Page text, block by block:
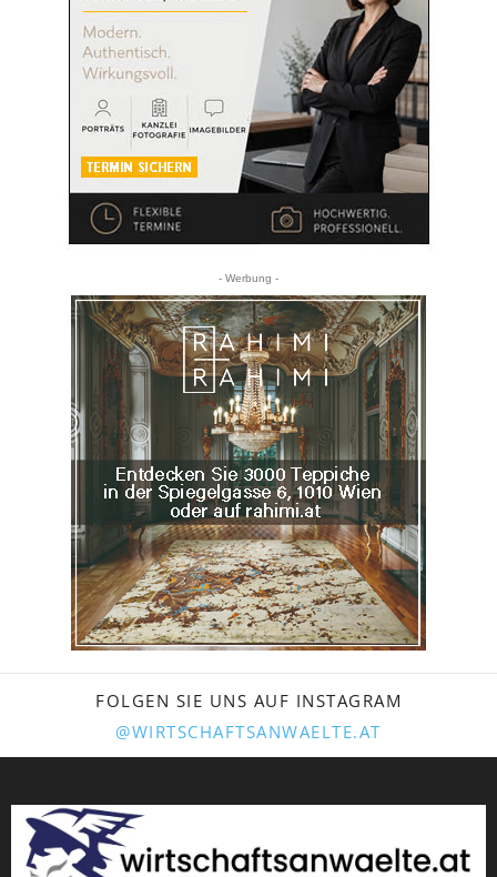
- Werbung -
FOLGEN SIE UNS AUF INSTAGRAM
@WIRTSCHAFTSANWAELTE.AT